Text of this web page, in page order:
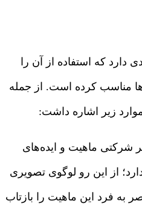
که استفاده از آن را
مناسب کرده است. از جمله
زیر اشاره داشت:
شرکتی ماهیت و ایده‌های
از این رو لوگوی تصویری
به فرد این ماهیت را بازتاب